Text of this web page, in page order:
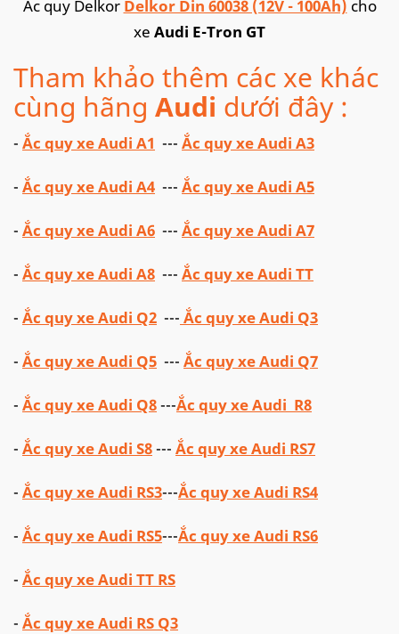
Ắc quy Delkor Delkor Din 60038 (12V - 100Ah) cho
xe Audi E-Tron GT
Tham khảo thêm các xe khác
cùng hãng Audi dưới đây :
- Ắc quy xe Audi A1 --- Ắc quy xe Audi A3
- Ắc quy xe Audi A4 --- Ắc quy xe Audi A5
- Ắc quy xe Audi A6 --- Ắc quy xe Audi A7
- Ắc quy xe Audi A8 --- Ắc quy xe Audi TT
- Ắc quy xe Audi Q2 --- Ắc quy xe Audi Q3
- Ắc quy xe Audi Q5 --- Ắc quy xe Audi Q7
- Ắc quy xe Audi Q8---Ắc quy xe Audi R8
- Ắc quy xe Audi S8--- Ắc quy xe Audi RS7
- Ắc quy xe Audi RS3---Ắc quy xe Audi RS4
- Ắc quy xe Audi RS5---Ắc quy xe Audi RS6
- Ắc quy xe Audi TT RS
- Ắc quy xe Audi RS Q3